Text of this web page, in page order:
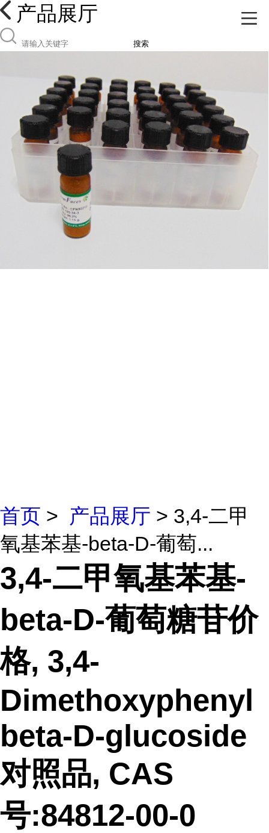
产品展厅
搜索
首页 > 产品展厅 > 3,4-二甲
氧基苯基-beta-D-葡萄...
3,4-二甲氧基苯基-
beta-D-葡萄糖苷价
格, 3,4-
Dimethoxyphenyl
beta-D-glucoside
对照品, CAS
号:84812-00-0